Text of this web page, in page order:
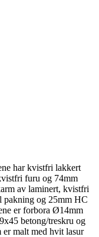
har kvistfri lakkert
furu og 74mm
av laminert, kvistfri
pakning og 25mm HC
er forbora Ø14mm
betong/treskru og
malt med hvit lasur